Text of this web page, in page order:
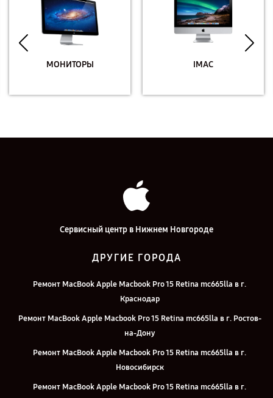
МОНИТОРЫ IMAC
Сервисный центр в Нижнем Новгороде
ДРУГИЕ ГОРОДА
Ремонт MacBook Apple Macbook Pro 15 Retina mc665lla в г.
Краснодар
Ремонт MacBook Apple Macbook Pro 15 Retina mc665lla в г. Ростов-
на-Дону
Ремонт MacBook Apple Macbook Pro 15 Retina mc665lla в г.
Новосибирск
Ремонт MacBook Apple Macbook Pro 15 Retina mc665lla в г.